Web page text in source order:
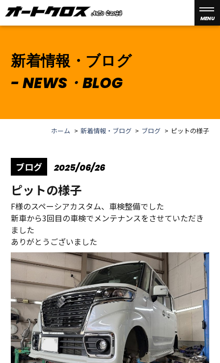
MENU
新着情報・ブログ
NEWS・BLOG
ホーム 新着情報・ブログ ブログ ピットの様子
ブログ 2025/06/26
ピットの様子
F様のスペーシアカスタム、車検整備でした
新車から3回目の車検でメンテナンスをさせていただき
ました
ありがとうございました